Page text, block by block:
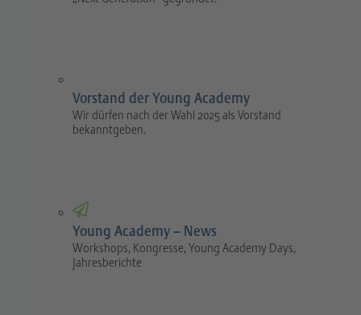
Vorstand der Young Academy
Wir dürfen nach der Wahl 2025 als Vorstand
bekanntgeben.
Young Academy – News
Workshops, Kongresse, Young Academy Days,
Jahresberichte